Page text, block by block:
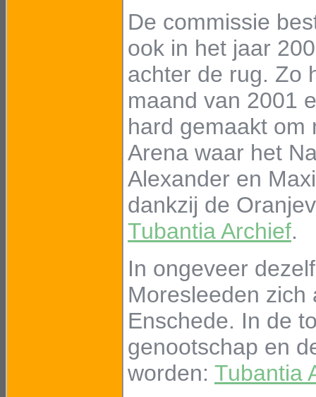
De commissie
ook in het jaar
achter de rug. Zo
maand van 2001
hard gemaakt om
Arena waar het
Alexander en
dankzij de
Tubantia Archief.
In ongeveer
Moresleeden zich
Enschede. In de
genootschap en
worden: Tubantia